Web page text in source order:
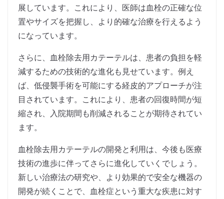
展しています。これにより、医師は血栓の正確な位
置やサイズを把握し、より的確な治療を行えるよう
になっています。
さらに、血栓除去用カテーテルは、患者の負担を軽
減するための技術的な進化も見せています。例え
ば、低侵襲手術を可能にする経皮的アプローチが注
目されています。これにより、患者の回復時間が短
縮され、入院期間も削減されることが期待されてい
ます。
血栓除去用カテーテルの開発と利用は、今後も医療
技術の進歩に伴ってさらに進化していくでしょう。
新しい治療法の研究や、より効果的で安全な機器の
開発が続くことで、血栓症という重大な疾患に対す